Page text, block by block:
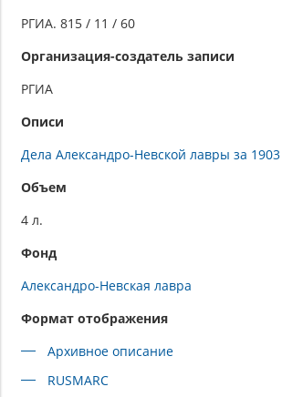
РГИА. 815 / 11 / 60
Организация-создатель записи
РГИА
Описи
Дела Александро-Невской лавры за 1903
Объем
4 л.
Фонд
Александро-Невская лавра
Формат отображения
Архивное описание
RUSMARC